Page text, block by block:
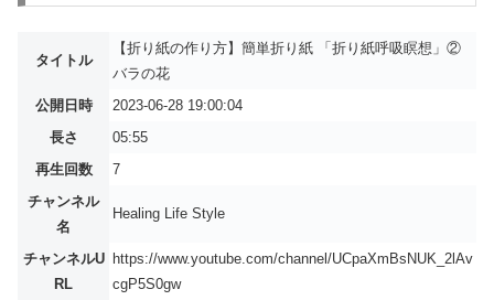
タイトル
【折り紙の作り方】簡単折り紙 「折り紙呼吸瞑想」②
バラの花
公開日時
2023-06-28 19:00:04
長さ
05:55
再生回数
7
チャンネル
名
Healing Life Style
チャンネルU
RL
https://www.youtube.com/channel/UCpaXmBsNUK_2lAv
cgP5S0gw